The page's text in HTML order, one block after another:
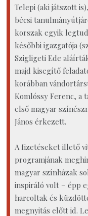
Telepi (aki játszott
bécsi
korszak egyik
későbbi igazgatója
Szigligeti Ede
majd kisegítő
korábban
Komlóssy Ferenc, a
első magyar
János érkezett.
A fizetéseket illető
programjának
magyar színházak
inspiráló volt – épp
harcoltak és
megnyitás előtt id.